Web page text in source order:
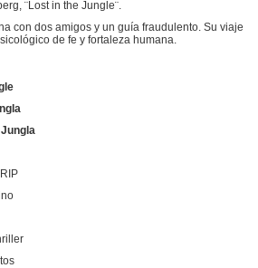
¨Lost in the Jungle¨.
con dos amigos y un guía fraudulento. Su viaje
de fe y fortaleza humana.